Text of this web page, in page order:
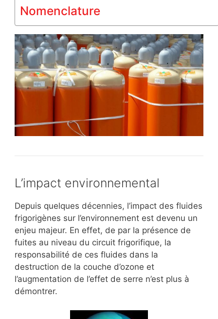
Nomenclature
L’impact environnemental
Depuis quelques décennies, l’impact des fluides
frigorigènes sur l’environnement est devenu un
enjeu majeur. En effet, de par la présence de
fuites au niveau du circuit frigorifique, la
responsabilité de ces fluides dans la
destruction de la couche d’ozone et
l’augmentation de l’effet de serre n’est plus à
démontrer.